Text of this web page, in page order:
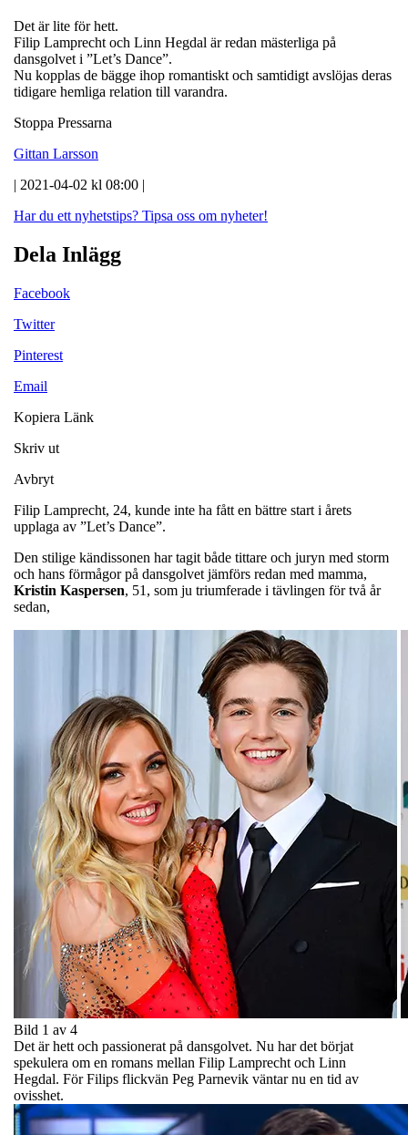
Det är lite för hett.
Filip Lamprecht och Linn Hegdal är redan mästerliga på
dansgolvet i ”Let’s Dance”.
Nu kopplas de bägge ihop romantiskt och samtidigt avslöjas deras
tidigare hemliga relation till varandra.
Stoppa Pressarna
Gittan Larsson
| 2021-04-02 kl 08:00 |
Har du ett nyhetstips? Tipsa oss om nyheter!
Dela Inlägg
Facebook
Twitter
Pinterest
Email
Kopiera Länk
Skriv ut
Avbryt
Filip Lamprecht, 24, kunde inte ha fått en bättre start i årets
upplaga av ”Let’s Dance”.
Den stilige kändissonen har tagit både tittare och juryn med storm
och hans förmågor på dansgolvet jämförs redan med mamma,
Kristin Kaspersen, 51, som ju triumferade i tävlingen för två år
sedan,
Bild 1 av 4
Det är hett och passionerat på dansgolvet. Nu har det börjat
spekulera om en romans mellan Filip Lamprecht och Linn
Hegdal. För Filips flickvän Peg Parnevik väntar nu en tid av
ovisshet.